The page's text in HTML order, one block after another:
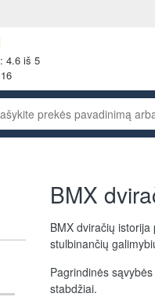
4.6 iš 5
16
BMX
BMX dviračių
stulbinančių
Pagrindinės
stabdžiai.